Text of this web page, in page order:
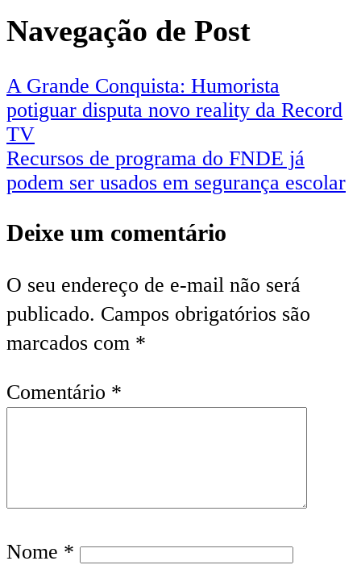
Navegação de Post
A Grande Conquista: Humorista
potiguar disputa novo reality da Record
TV
Recursos de programa do FNDE já
podem ser usados em segurança escolar
Deixe um comentário
O seu endereço de e-mail não será
publicado. Campos obrigatórios são
marcados com *
Comentário *
Nome *